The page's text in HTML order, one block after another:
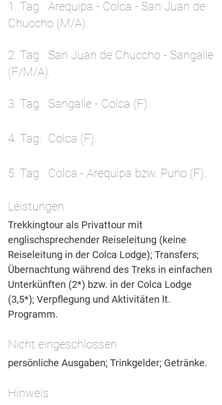
1. Tag
Arequipa - Colca - San Juan de
Chuccho (M/A).
2. Tag
San Juan de Chuccho - Sangalle
(F/M/A).
3. Tag Sangalle - Colca (F).
4. Tag Colca (F).
5. Tag Colca - Arequipa bzw. Puno (F).
Leistungen
Trekkingtour als Privattour mit
englischsprechender Reiseleitung (keine
Reiseleitung in der Colca Lodge); Transfers;
Übernachtung während des Treks in einfachen
Unterkünften (2*) bzw. in der Colca Lodge
(3,5*); Verpflegung und Aktivitäten lt.
Programm.
Nicht eingeschlossen
persönliche Ausgaben; Trinkgelder; Getränke.
Hinweis